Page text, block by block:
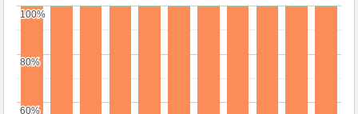
60%
60%
80%
80%
100%
100%